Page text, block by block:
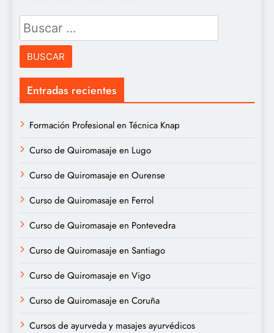
Buscar:
Entradas recientes
Formación Profesional en Técnica Knap
Curso de Quiromasaje en Lugo
Curso de Quiromasaje en Ourense
Curso de Quiromasaje en Ferrol
Curso de Quiromasaje en Pontevedra
Curso de Quiromasaje en Santiago
Curso de Quiromasaje en Vigo
Curso de Quiromasaje en Coruña
Cursos de ayurveda y masajes ayurvédicos